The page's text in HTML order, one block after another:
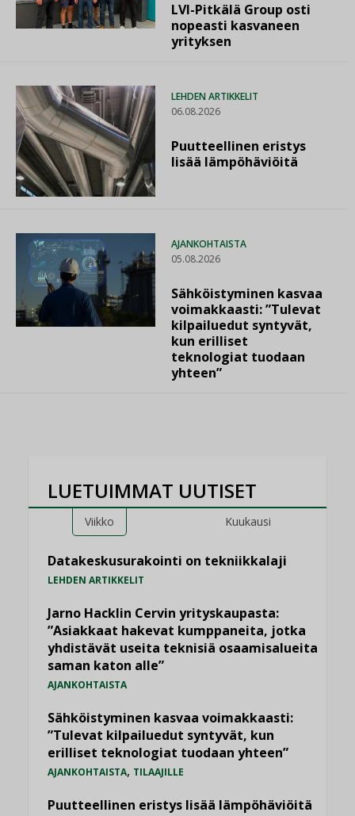
LVI-Pitkälä Group osti
nopeasti kasvaneen
yrityksen
LEHDEN ARTIKKELIT
06.08.2026
Puutteellinen eristys
lisää lämpöhäviöitä
AJANKOHTAISTA
05.08.2026
Sähköistyminen kasvaa
voimakkaasti: ”Tulevat
kilpailuedut syntyvät,
kun erilliset
teknologiat tuodaan
yhteen”
LUETUIMMAT UUTISET
Viikko Kuukausi
Datakeskusurakointi on tekniikkalaji
LEHDEN ARTIKKELIT
Jarno Hacklin Cervin yrityskaupasta:
”Asiakkaat hakevat kumppaneita, jotka
yhdistävät useita teknisiä osaamisalueita
saman katon alle”
AJANKOHTAISTA
Sähköistyminen kasvaa voimakkaasti:
”Tulevat kilpailuedut syntyvät, kun
erilliset teknologiat tuodaan yhteen”
AJANKOHTAISTA, TILAAJILLE
Puutteellinen eristys lisää lämpöhäviöitä